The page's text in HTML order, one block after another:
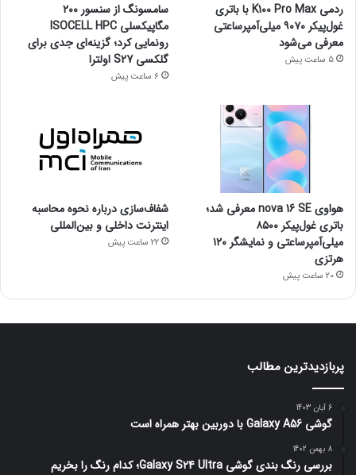
ردمی K100 Pro Max با باتری
غول‌پیکر ۹۰۷۰ میلی‌آمپرساعتی
معرفی می‌شود
5 ساعت پیش
سامسونگ از سنسور ۲۰۰
مگاپیکسلی ISOCELL HPC
رونمایی کرد؛ گزینه‌ای جدی برای
گلکسی S27 اولترا
6 ساعت پیش
هواوی nova 16 SE معرفی شد؛
باتری غول‌پیکر ۸۵۰۰
میلی‌آمپرساعتی و نمایشگر ۱۲۰
هرتزی
20 ساعت پیش
شفاف‌سازی درباره نحوه محاسبه
اینترنت داخلی و بین‌المللی
22 ساعت پیش
پربازدیدترین مطالب
6 آبان 1403
گوشی Galaxy A56 با دوربین بهتر همراه است
8 بهمن 1402
بررسی رنگ بندی گوشی Galaxy S24 Ultra؛ کدام رنگ را بخریم